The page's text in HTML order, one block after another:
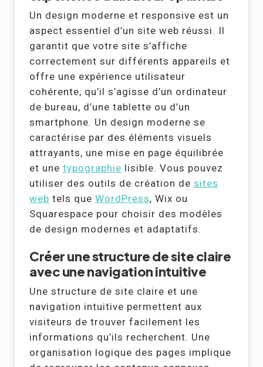
Un design moderne et responsive est un
aspect essentiel d’un site web réussi. Il
garantit que votre site s’affiche
correctement sur différents appareils et
offre une expérience utilisateur
cohérente, qu’il s’agisse d’un ordinateur
de bureau, d’une tablette ou d’un
smartphone. Un design moderne se
caractérise par des éléments visuels
attrayants, une mise en page équilibrée
et une typographie lisible. Vous pouvez
utiliser des outils de création de sites
web tels que WordPress, Wix ou
Squarespace pour choisir des modèles
de design modernes et adaptatifs.
Créer une structure de site claire
avec une navigation intuitive
Une structure de site claire et une
navigation intuitive permettent aux
visiteurs de trouver facilement les
informations qu’ils recherchent. Une
organisation logique des pages implique